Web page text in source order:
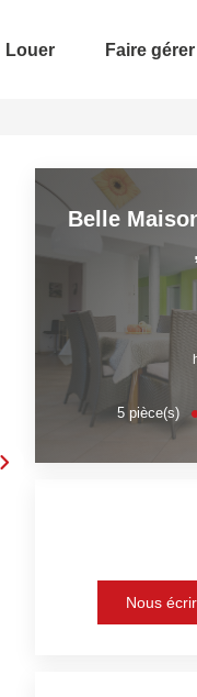
Louer Faire gérer
Belle
5pièce(s)
Nous